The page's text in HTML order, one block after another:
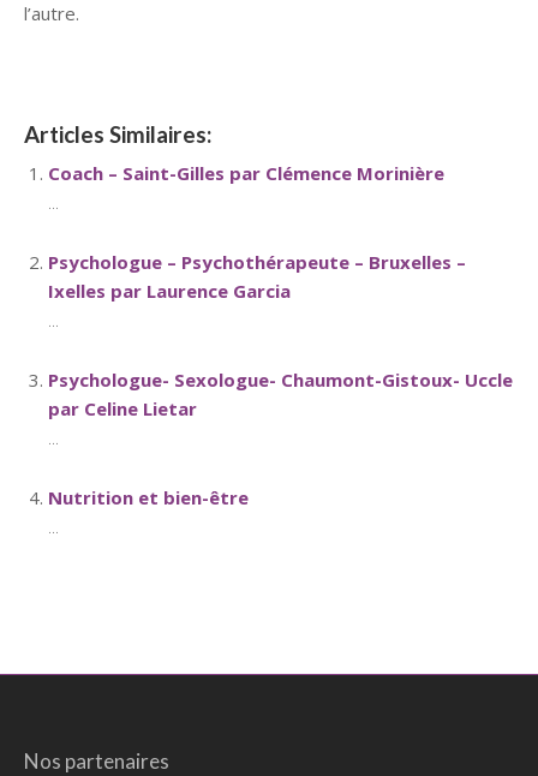
l’autre.
Articles Similaires:
Coach – Saint-Gilles par Clémence Morinière
...
Psychologue – Psychothérapeute – Bruxelles –
Ixelles par Laurence Garcia
...
Psychologue- Sexologue- Chaumont-Gistoux- Uccle
par Celine Lietar
...
Nutrition et bien-être
...
Nos partenaires